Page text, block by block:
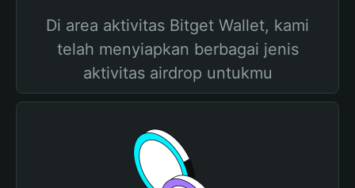
Di area aktivitas Bitget Wallet, kami
telah menyiapkan berbagai jenis
aktivitas airdrop untukmu